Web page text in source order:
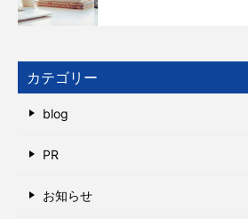
カテゴリー
blog
PR
お知らせ